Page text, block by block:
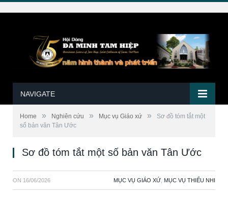
NAVIGATE
Home » Nghiên cứu » Mục vụ Giáo xứ »
Sơ đồ tóm tắt một
số bản văn Tân Ước
Sơ đồ tóm tắt một số bản văn Tân Ước
ON 16/06/2026 MỤC VỤ GIÁO XỨ MỤC VỤ THIẾU NHI